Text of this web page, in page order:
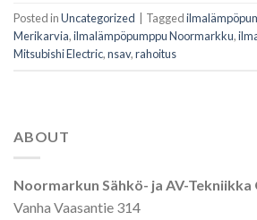
Posted inUncategorized Tagged
Merikarvia,ilmalämpöpumppu Noormarkku,
Mitsubishi Electric,nsav,rahoitus
ABOUT
Noormarkun Sähkö- ja AV-Tekniikka
Vanha Vaasantie 314